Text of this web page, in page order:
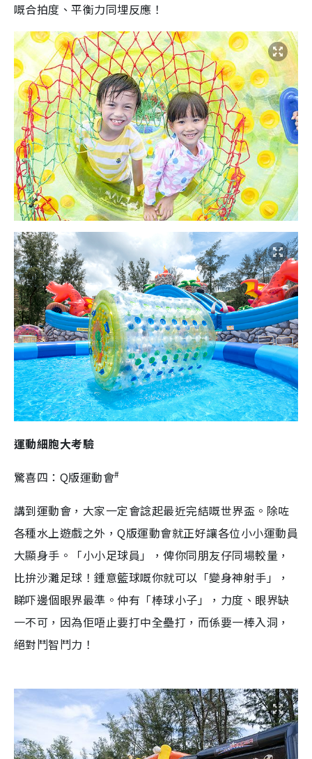
嘅合拍度、平衡力同埋反應！
運動細胞大考驗
驚喜四：Q版運動會#
講到運動會，大家一定會諗起最近完結嘅世界盃。除咗
各種水上遊戲之外，Q版運動會就正好讓各位小小運動員
大顯身手。「小小足球員」，俾你同朋友仔同場較量，
比拚沙灘足球！鍾意籃球嘅你就可以「變身神射手」，
睇吓邊個眼界最準。仲有「棒球小子」，力度、眼界缺
一不可，因為佢唔止要打中全壘打，而係要一棒入洞，
絕對鬥智鬥力！